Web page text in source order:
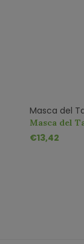
Masca del
Masca del
Rosso IGP
€13,42